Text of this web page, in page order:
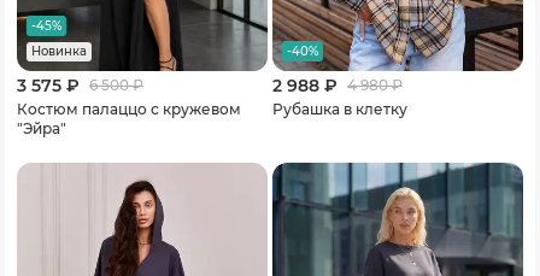
-45%
Новинка
3 575 ₽ 6 500₽
Костюм палаццо с кружевом
"Эйра"
-40%
2 988 ₽ 4 980₽
Рубашка в клетку